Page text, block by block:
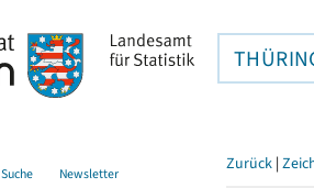
Suche Newsletter Zurück |